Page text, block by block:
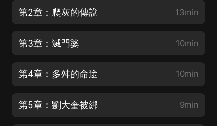
第2章：爬灰的傳說 13min
第3章：滅門婆 10min
第4章：多舛的命途 10min
第5章：劉大奎被綁 9min